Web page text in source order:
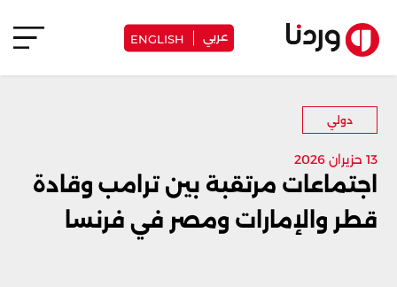
عربي ENGLISH
دولي
13 حزيران 2026
اجتماعات مرتقبة بين ترامب وقادة
قطر والإمارات ومصر في فرنسا